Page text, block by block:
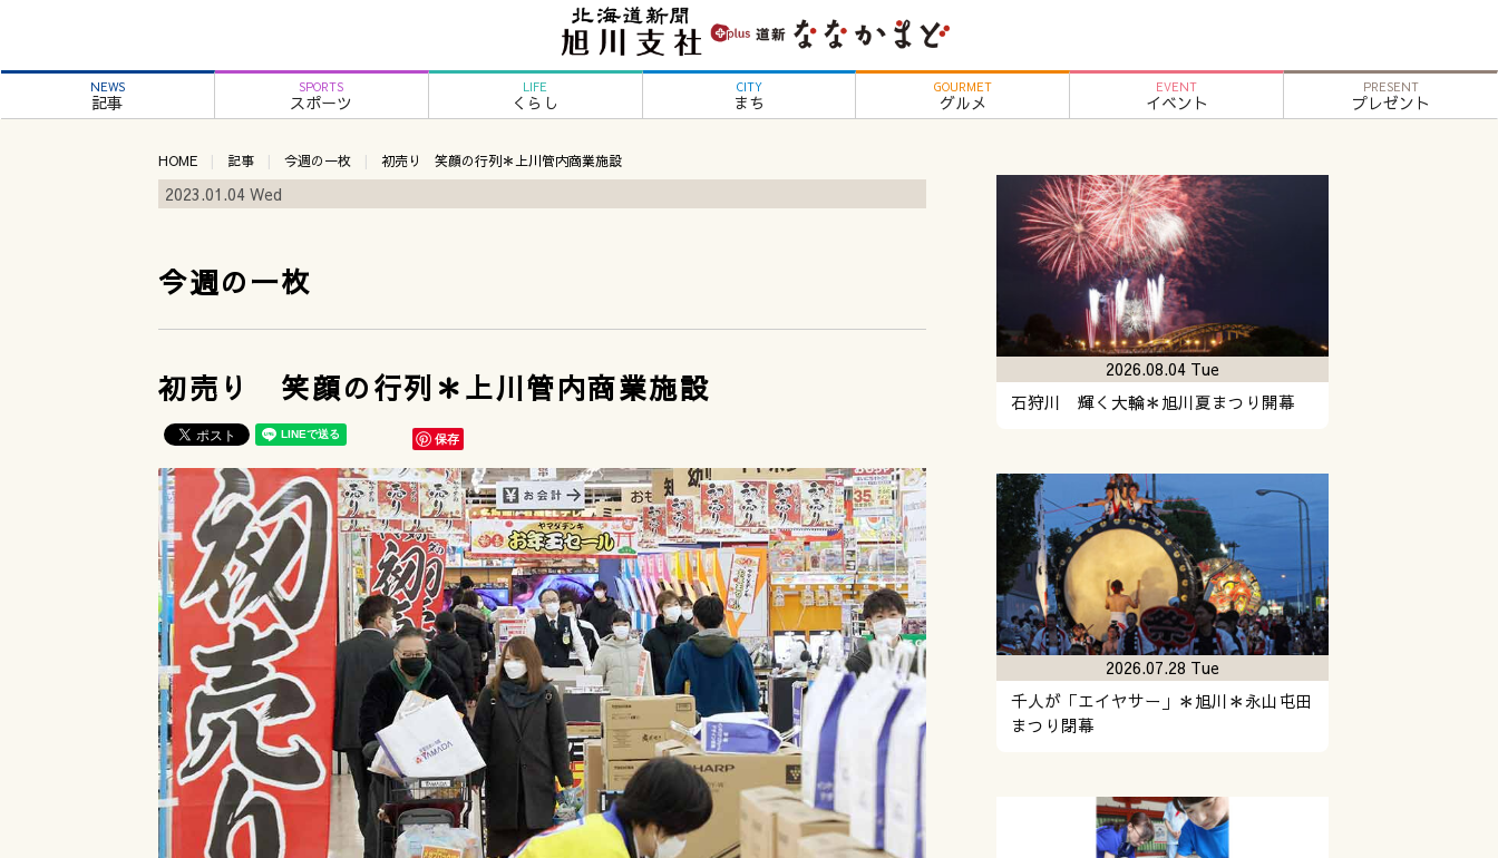
NEWS
記事
SPORTS
スポーツ
LIFE
くらし
CITY
まち
GOURMET
グルメ
EVENT
イベント
PRESENT
プレゼント
HOME 記事 今週の一枚 初売り 笑顔の行列＊上川管内商業施設
2023.01.04 Wed
今週の一枚
初売り 笑顔の行列＊上川管内商業施設
保存
石狩川 輝く大輪＊旭川夏まつり開幕
2026.08.04 Tue
千人が「エイヤサー」＊旭川＊永山屯田
まつり閉幕
2026.07.28 Tue